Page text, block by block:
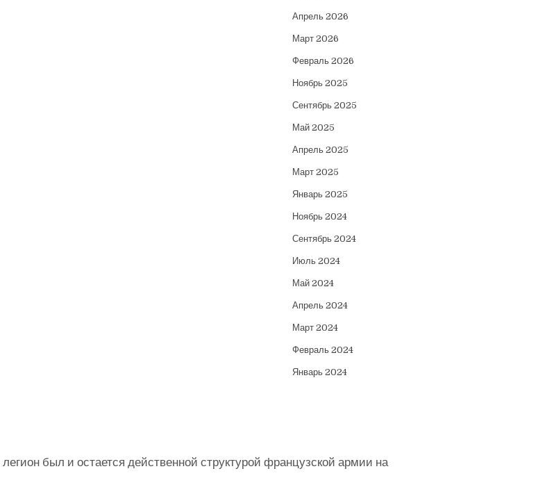
Апрель 2026
Март 2026
Февраль 2026
Ноябрь 2025
Сентябрь 2025
Май 2025
Апрель 2025
Март 2025
Январь 2025
Ноябрь 2024
Сентябрь 2024
Июль 2024
Май 2024
Апрель 2024
Март 2024
Февраль 2024
Январь 2024
был и остается действенной структурой французской армии на